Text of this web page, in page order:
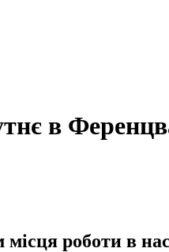
в
роботи в